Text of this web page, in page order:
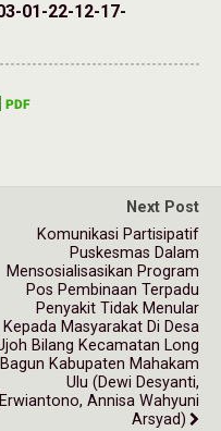
01-22-12-17-
Next Post
Komunikasi Partisipatif
Puskesmas Dalam
Mensosialisasikan Program
Pos Pembinaan Terpadu
Penyakit Tidak Menular
Kepada Masyarakat Di Desa
Bilang Kecamatan Long
Bagun Kabupaten Mahakam
Ulu (Dewi Desyanti,
Erwiantono, Annisa Wahyuni
Arsyad)